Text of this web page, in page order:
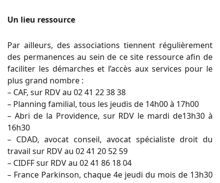
Un lieu ressource
Par ailleurs, des associations tiennent régulièrement
des permanences au sein de ce site ressource afin de
faciliter les démarches et l’accès aux services pour le
plus grand nombre :
– CAF, sur RDV au 02 41 22 38 38
– Planning familial, tous les jeudis de 14h00 à 17h00
– Abri de la Providence, sur RDV le mardi de13h30 à
16h30
– CDAD, avocat conseil, avocat spécialiste droit du
travail sur RDV au 02 41 20 52 59
– CIDFF sur RDV au 02 41 86 18 04
– France Parkinson, chaque 4e jeudi du mois de 13h30